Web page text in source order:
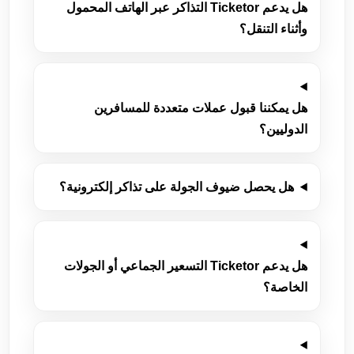
هل يدعم Ticketor التذاكر عبر الهاتف المحمول
وأثناء التنقل؟
هل يمكننا قبول عملات متعددة للمسافرين
الدوليين؟
هل يحصل ضيوف الجولة على تذاكر إلكترونية؟
هل يدعم Ticketor التسعير الجماعي أو الجولات
الخاصة؟